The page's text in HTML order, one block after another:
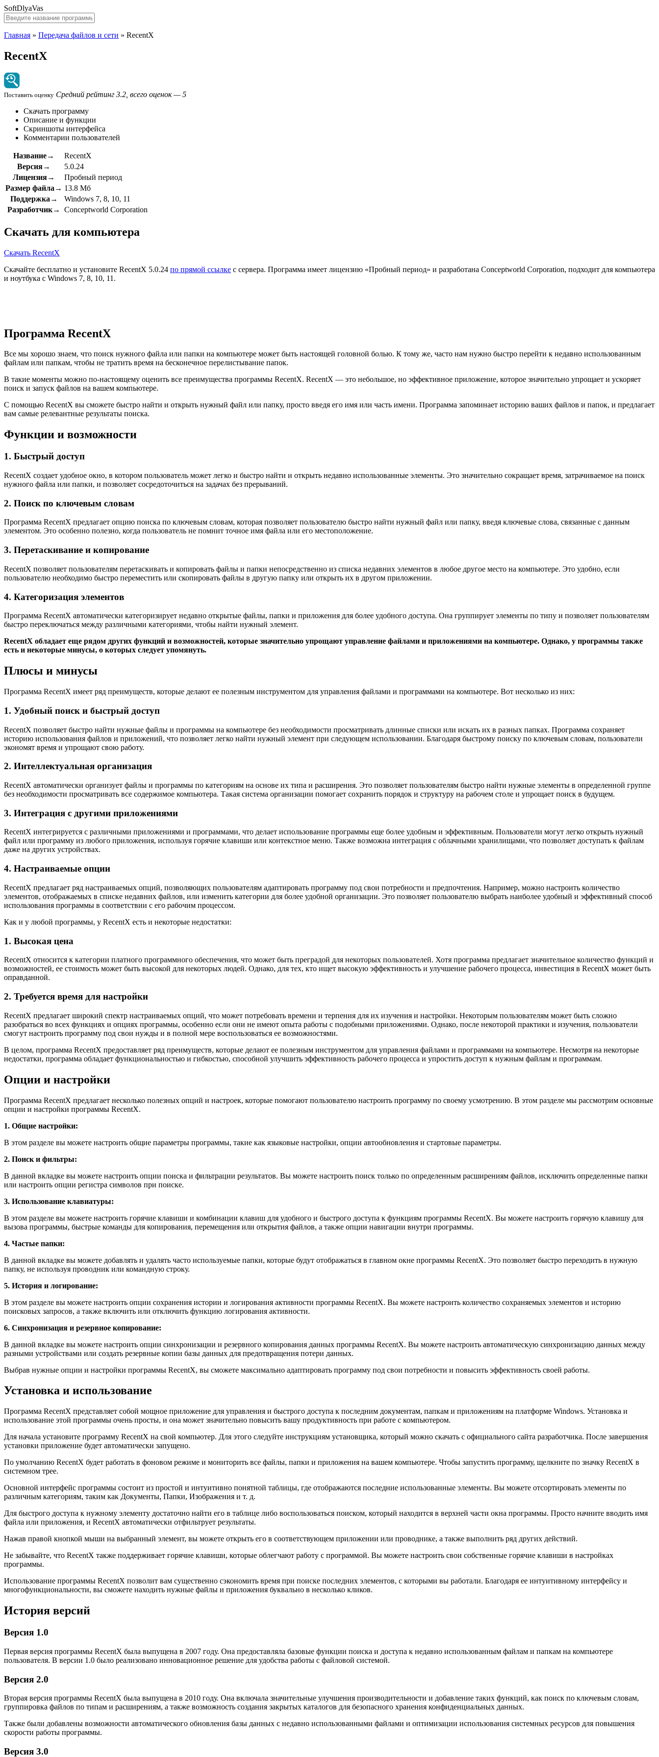
SoftDlyaVas
Главная » Передача файлов и сети » RecentX
RecentX
Поставить оценку Средний рейтинг 3.2, всего оценок — 5
Скачать программу
Описание и функции
Скриншоты интерфейса
Комментарии пользователей
Название→
RecentX
Версия→
5.0.24
Лицензия→
Пробный период
Размер файла→ 13.8 Мб
Поддержка→
Windows 7, 8, 10, 11
Разработчик→
Conceptworld Corporation
Скачать для компьютера
Скачать RecentX
Скачайте бесплатно и установите RecentX 5.0.24 по прямой ссылке с сервера. Программа имеет лицензию «Пробный период» и разработана Conceptworld Corporation, подходит для компьютера
и ноутбука с Windows 7, 8, 10, 11.
Программа RecentX
Все мы хорошо знаем, что поиск нужного файла или папки на компьютере может быть настоящей головной болью. К тому же, часто нам нужно быстро перейти к недавно использованным
файлам или папкам, чтобы не тратить время на бесконечное перелистывание папок.
В такие моменты можно по-настоящему оценить все преимущества программы RecentX. RecentX — это небольшое, но эффективное приложение, которое значительно упрощает и ускоряет
поиск и запуск файлов на вашем компьютере.
С помощью RecentX вы сможете быстро найти и открыть нужный файл или папку, просто введя его имя или часть имени. Программа запоминает историю ваших файлов и папок, и предлагает
вам самые релевантные результаты поиска.
Функции и возможности
1. Быстрый доступ
RecentX создает удобное окно, в котором пользователь может легко и быстро найти и открыть недавно использованные элементы. Это значительно сокращает время, затрачиваемое на поиск
нужного файла или папки, и позволяет сосредоточиться на задачах без прерываний.
2. Поиск по ключевым словам
Программа RecentX предлагает опцию поиска по ключевым словам, которая позволяет пользователю быстро найти нужный файл или папку, введя ключевые слова, связанные с данным
элементом. Это особенно полезно, когда пользователь не помнит точное имя файла или его местоположение.
3. Перетаскивание и копирование
RecentX позволяет пользователям перетаскивать и копировать файлы и папки непосредственно из списка недавних элементов в любое другое место на компьютере. Это удобно, если
пользователю необходимо быстро переместить или скопировать файлы в другую папку или открыть их в другом приложении.
4. Категоризация элементов
Программа RecentX автоматически категоризирует недавно открытые файлы, папки и приложения для более удобного доступа. Она группирует элементы по типу и позволяет пользователям
быстро переключаться между различными категориями, чтобы найти нужный элемент.
RecentX обладает еще рядом других функций и возможностей, которые значительно упрощают управление файлами и приложениями на компьютере. Однако, у программы также
есть и некоторые минусы, о которых следует упомянуть.
Плюсы и минусы
Программа RecentX имеет ряд преимуществ, которые делают ее полезным инструментом для управления файлами и программами на компьютере. Вот несколько из них:
1. Удобный поиск и быстрый доступ
RecentX позволяет быстро найти нужные файлы и программы на компьютере без необходимости просматривать длинные списки или искать их в разных папках. Программа сохраняет
историю использования файлов и приложений, что позволяет легко найти нужный элемент при следующем использовании. Благодаря быстрому поиску по ключевым словам, пользователи
экономят время и упрощают свою работу.
2. Интеллектуальная организация
RecentX автоматически организует файлы и программы по категориям на основе их типа и расширения. Это позволяет пользователям быстро найти нужные элементы в определенной группе
без необходимости просматривать все содержимое компьютера. Такая система организации помогает сохранить порядок и структуру на рабочем столе и упрощает поиск в будущем.
3. Интеграция с другими приложениями
RecentX интегрируется с различными приложениями и программами, что делает использование программы еще более удобным и эффективным. Пользователи могут легко открыть нужный
файл или программу из любого приложения, используя горячие клавиши или контекстное меню. Также возможна интеграция с облачными хранилищами, что позволяет доступать к файлам
даже на других устройствах.
4. Настраиваемые опции
RecentX предлагает ряд настраиваемых опций, позволяющих пользователям адаптировать программу под свои потребности и предпочтения. Например, можно настроить количество
элементов, отображаемых в списке недавних файлов, или изменить категории для более удобной организации. Это позволяет пользователю выбрать наиболее удобный и эффективный способ
использования программы в соответствии с его рабочим процессом.
Как и у любой программы, у RecentX есть и некоторые недостатки:
1. Высокая цена
RecentX относится к категории платного программного обеспечения, что может быть преградой для некоторых пользователей. Хотя программа предлагает значительное количество функций и
возможностей, ее стоимость может быть высокой для некоторых людей. Однако, для тех, кто ищет высокую эффективность и улучшение рабочего процесса, инвестиция в RecentX может быть
оправданной.
2. Требуется время для настройки
RecentX предлагает широкий спектр настраиваемых опций, что может потребовать времени и терпения для их изучения и настройки. Некоторым пользователям может быть сложно
разобраться во всех функциях и опциях программы, особенно если они не имеют опыта работы с подобными приложениями. Однако, после некоторой практики и изучения, пользователи
смогут настроить программу под свои нужды и в полной мере воспользоваться ее возможностями.
В целом, программа RecentX предоставляет ряд преимуществ, которые делают ее полезным инструментом для управления файлами и программами на компьютере. Несмотря на некоторые
недостатки, программа обладает функциональностью и гибкостью, способной улучшить эффективность рабочего процесса и упростить доступ к нужным файлам и программам.
Опции и настройки
Программа RecentX предлагает несколько полезных опций и настроек, которые помогают пользователю настроить программу по своему усмотрению. В этом разделе мы рассмотрим основные
опции и настройки программы RecentX.
1. Общие настройки:
В этом разделе вы можете настроить общие параметры программы, такие как языковые настройки, опции автообновления и стартовые параметры.
2. Поиск и фильтры:
В данной вкладке вы можете настроить опции поиска и фильтрации результатов. Вы можете настроить поиск только по определенным расширениям файлов, исключить определенные папки
или настроить опции регистра символов при поиске.
3. Использование клавиатуры:
В этом разделе вы можете настроить горячие клавиши и комбинации клавиш для удобного и быстрого доступа к функциям программы RecentX. Вы можете настроить горячую клавишу для
вызова программы, быстрые команды для копирования, перемещения или открытия файлов, а также опции навигации внутри программы.
4. Частые папки:
В данной вкладке вы можете добавлять и удалять часто используемые папки, которые будут отображаться в главном окне программы RecentX. Это позволяет быстро переходить в нужную
папку, не используя проводник или командную строку.
5. История и логирование:
В этом разделе вы можете настроить опции сохранения истории и логирования активности программы RecentX. Вы можете настроить количество сохраняемых элементов и историю
поисковых запросов, а также включить или отключить функцию логирования активности.
6. Синхронизация и резервное копирование:
В данной вкладке вы можете настроить опции синхронизации и резервного копирования данных программы RecentX. Вы можете настроить автоматическую синхронизацию данных между
разными устройствами или создать резервные копии базы данных для предотвращения потери данных.
Выбрав нужные опции и настройки программы RecentX, вы сможете максимально адаптировать программу под свои потребности и повысить эффективность своей работы.
Установка и использование
Программа RecentX представляет собой мощное приложение для управления и быстрого доступа к последним документам, папкам и приложениям на платформе Windows. Установка и
использование этой программы очень просты, и она может значительно повысить вашу продуктивность при работе с компьютером.
Для начала установите программу RecentX на свой компьютер. Для этого следуйте инструкциям установщика, который можно скачать с официального сайта разработчика. После завершения
установки приложение будет автоматически запущено.
По умолчанию RecentX будет работать в фоновом режиме и мониторить все файлы, папки и приложения на вашем компьютере. Чтобы запустить программу, щелкните по значку RecentX в
системном трее.
Основной интерфейс программы состоит из простой и интуитивно понятной таблицы, где отображаются последние использованные элементы. Вы можете отсортировать элементы по
различным категориям, таким как Документы, Папки, Изображения и т. д.
Для быстрого доступа к нужному элементу достаточно найти его в таблице либо воспользоваться поиском, который находится в верхней части окна программы. Просто начните вводить имя
файла или приложения, и RecentX автоматически отфильтрует результаты.
Нажав правой кнопкой мыши на выбранный элемент, вы можете открыть его в соответствующем приложении или проводнике, а также выполнить ряд других действий.
Не забывайте, что RecentX также поддерживает горячие клавиши, которые облегчают работу с программой. Вы можете настроить свои собственные горячие клавиши в настройках
программы.
Использование программы RecentX позволит вам существенно сэкономить время при поиске последних элементов, с которыми вы работали. Благодаря ее интуитивному интерфейсу и
многофункциональности, вы сможете находить нужные файлы и приложения буквально в несколько кликов.
История версий
Версия 1.0
Первая версия программы RecentX была выпущена в 2007 году. Она предоставляла базовые функции поиска и доступа к недавно использованным файлам и папкам на компьютере
пользователя. В версии 1.0 было реализовано инновационное решение для удобства работы с файловой системой.
Версия 2.0
Вторая версия программы RecentX была выпущена в 2010 году. Она включала значительные улучшения производительности и добавление таких функций, как поиск по ключевым словам,
группировка файлов по типам и расширениям, а также возможность создания закрытых каталогов для безопасного хранения конфиденциальных данных.
Также были добавлены возможности автоматического обновления базы данных с недавно использованными файлами и оптимизации использования системных ресурсов для повышения
скорости работы программы.
Версия 3.0